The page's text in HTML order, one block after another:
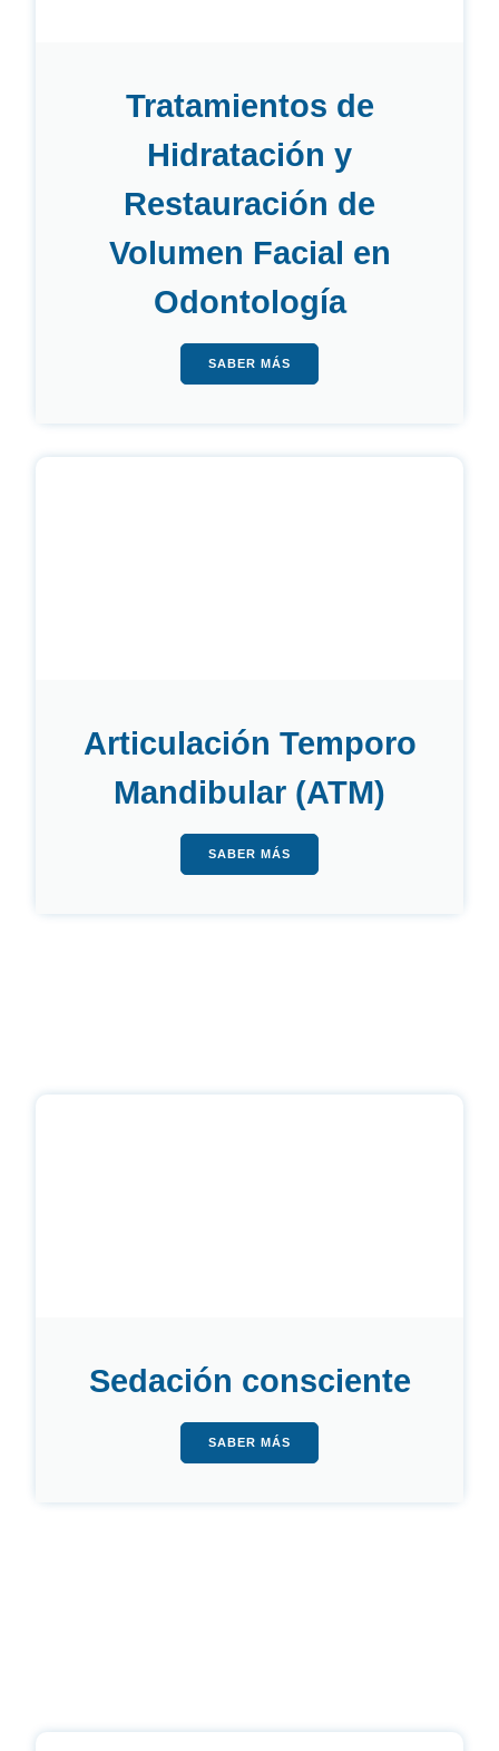
Tratamientos de
Hidratación y
Restauración de
Volumen Facial en
Odontología
SABER MÁS
Articulación Temporo
Mandibular (ATM)
SABER MÁS
Sedación consciente
SABER MÁS